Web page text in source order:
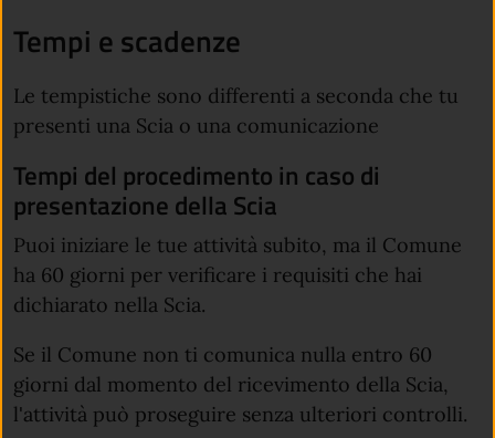
Tempi e scadenze
Le tempistiche sono differenti a seconda che tu
presenti una Scia o una comunicazione
Tempi del procedimento in caso di
presentazione della Scia
Puoi iniziare le tue attività subito, ma il Comune
ha 60 giorni per verificare i requisiti che hai
dichiarato nella Scia.
Se il Comune non ti comunica nulla entro 60
giorni dal momento del ricevimento della Scia,
l'attività può proseguire senza ulteriori controlli.